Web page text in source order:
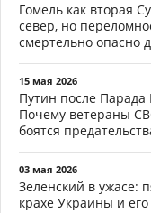
Гомель как вторая
север, но
смертельно опасно
15 мая 2026
Путин после
Почему ветераны
боятся
03 мая 2026
Зеленский в ужасе:
крахе Украины и